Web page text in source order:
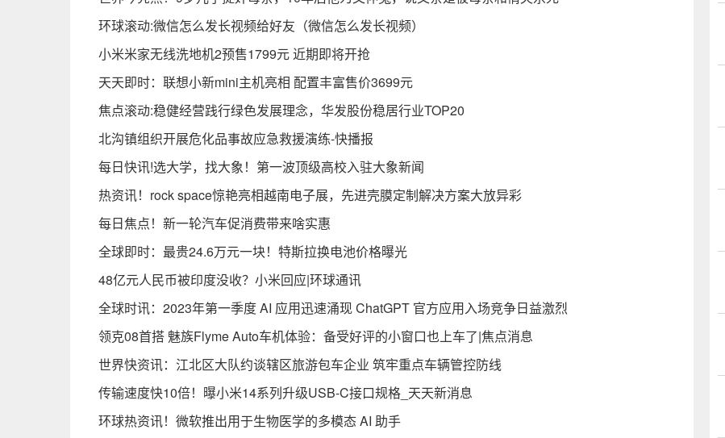
环球滚动:微信怎么发长视频给好友（微信怎么发长视频）
小米米家无线洗地机2预售1799元 近期即将开抢
天天即时：联想小新mini主机亮相 配置丰富售价3699元
焦点滚动:稳健经营践行绿色发展理念，华发股份稳居行业TOP20
​北沟镇组织开展危化品事故应急救援演练-快播报
每日快讯!选大学，找大象！第一波顶级高校入驻大象新闻
热资讯！rock space惊艳亮相越南电子展，先进壳膜定制解决方案大放异彩
每日焦点！新一轮汽车促消费带来啥实惠
全球即时：最贵24.6万元一块！特斯拉换电池价格曝光
48亿元人民币被印度没收？小米回应|环球通讯
全球时讯：2023年第一季度 AI 应用迅速涌现 ChatGPT 官方应用入场竞争日益激烈
领克08首搭 魅族Flyme Auto车机体验：备受好评的小窗口也上车了|焦点消息
世界快资讯：江北区大队约谈辖区旅游包车企业 筑牢重点车辆管控防线
传输速度快10倍！曝小米14系列升级USB-C接口规格_天天新消息
环球热资讯！微软推出用于生物医学的多模态 AI 助手